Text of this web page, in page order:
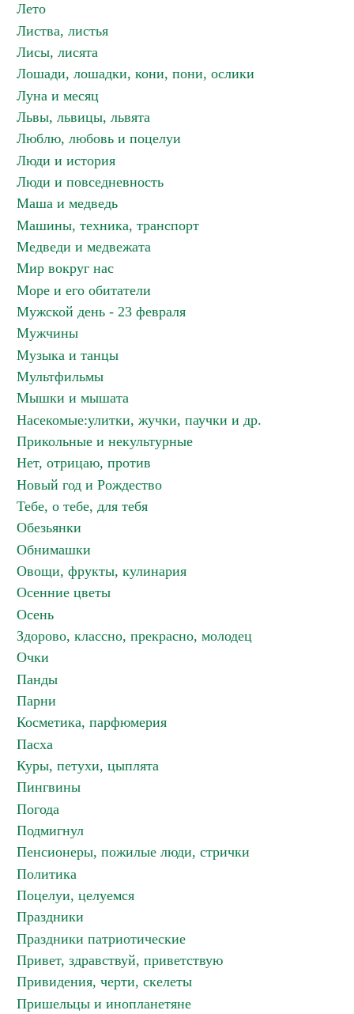
Лето
Листва, листья
Лисы, лисята
Лошади, лошадки, кони, пони, ослики
Луна и месяц
Львы, львицы, львята
Люблю, любовь и поцелуи
Люди и история
Люди и повседневность
Маша и медведь
Машины, техника, транспорт
Медведи и медвежата
Мир вокруг нас
Море и его обитатели
Мужской день - 23 февраля
Мужчины
Музыка и танцы
Мультфильмы
Мышки и мышата
Насекомые:улитки, жучки, паучки и др.
Прикольные и некультурные
Нет, отрицаю, против
Новый год и Рождество
Тебе, о тебе, для тебя
Обезьянки
Обнимашки
Овощи, фрукты, кулинария
Осенние цветы
Осень
Здорово, классно, прекрасно, молодец
Очки
Панды
Парни
Косметика, парфюмерия
Пасха
Куры, петухи, цыплята
Пингвины
Погода
Подмигнул
Пенсионеры, пожилые люди, стрички
Политика
Поцелуи, целуемся
Праздники
Праздники патриотические
Привет, здравствуй, приветствую
Привидения, черти, скелеты
Пришельцы и инопланетяне